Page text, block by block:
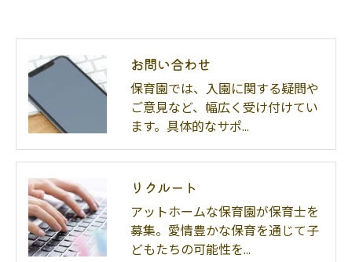
お問い合わせ
保育園では、入園に関する疑問や
ご意見など、幅広く受け付けてい
ます。具体的なサポ…
リクルート
アットホームな保育園が保育士を
募集。愛情豊かな保育を通じて子
どもたちの可能性を…